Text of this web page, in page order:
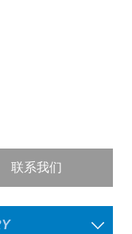
电状况。
联系我们